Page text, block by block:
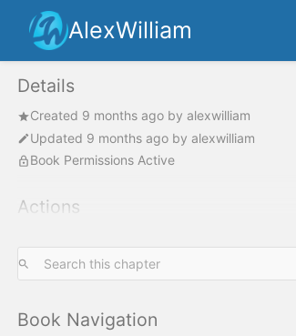
AlexWilliam
Details
Created 9 months ago by alexwilliam
Updated 9 months ago by alexwilliam
Book Permissions Active
Actions
Book Navigation